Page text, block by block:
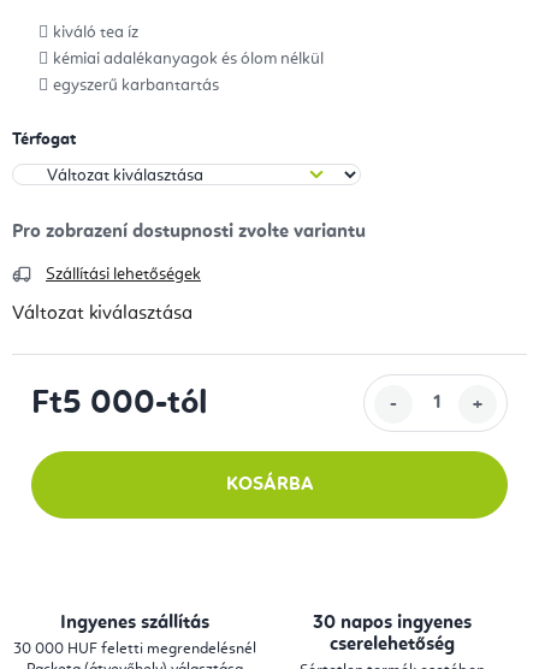
kiváló tea íz
kémiai adalékanyagok és ólom nélkül
egyszerű karbantartás
Térfogat
Szállítási lehetőségek
Változat kiválasztása
Ft5 000-tól
KOSÁRBA
Ingyenes szállítás
30 000 HUF feletti megrendelésnél
30 napos ingyenes
cserelehetőség